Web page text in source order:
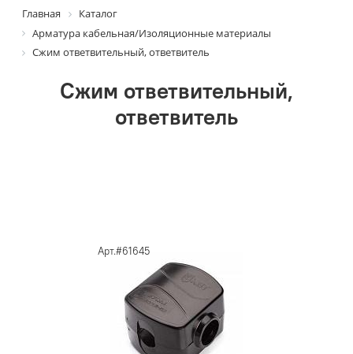
Главная
Каталог
Арматура кабельная/Изоляционные материалы
Сжим ответвительный, ответвитель
Сжим ответвительный,
ответвитель
Арт.#61645